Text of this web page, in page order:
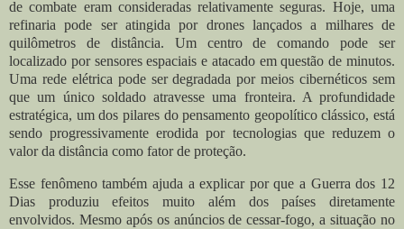
de combate eram consideradas relativamente seguras. Hoje, uma
refinaria pode ser atingida por drones lançados a milhares de
quilômetros de distância. Um centro de comando pode ser
localizado por sensores espaciais e atacado em questão de minutos.
Uma rede elétrica pode ser degradada por meios cibernéticos sem
que um único soldado atravesse uma fronteira. A profundidade
estratégica, um dos pilares do pensamento geopolítico clássico, está
sendo progressivamente erodida por tecnologias que reduzem o
valor da distância como fator de proteção.
Esse fenômeno também ajuda a explicar por que a Guerra dos 12
Dias produziu efeitos muito além dos países diretamente
envolvidos. Mesmo após os anúncios de cessar-fogo, a situação no